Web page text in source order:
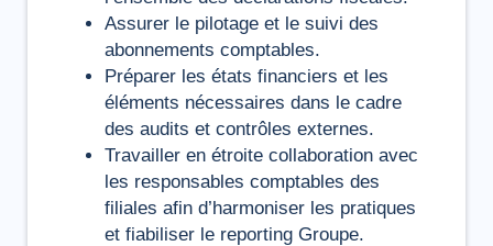
Assurer le pilotage et le suivi des
abonnements comptables.
Préparer les états financiers et les
éléments nécessaires dans le cadre
des audits et contrôles externes.
Travailler en étroite collaboration avec
les responsables comptables des
filiales afin d’harmoniser les pratiques
et fiabiliser le reporting Groupe.